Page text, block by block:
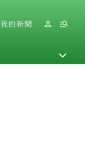
我的新聞